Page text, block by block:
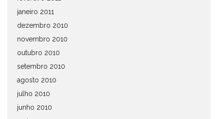
janeiro 2011
dezembro 2010
novembro 2010
outubro 2010
setembro 2010
agosto 2010
julho 2010
junho 2010